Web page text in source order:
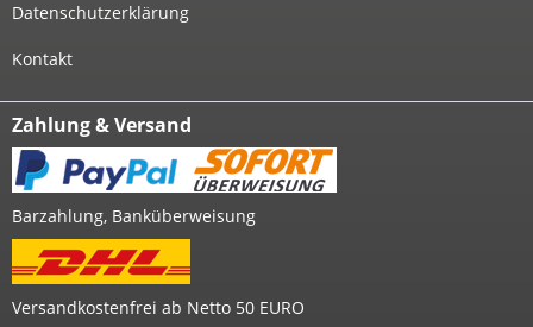
Datenschutzerklärung
Kontakt
Zahlung & Versand
Barzahlung, Banküberweisung
Versandkostenfrei ab Netto 50 EURO